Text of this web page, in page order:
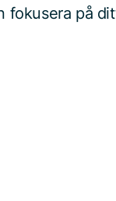
fokusera på